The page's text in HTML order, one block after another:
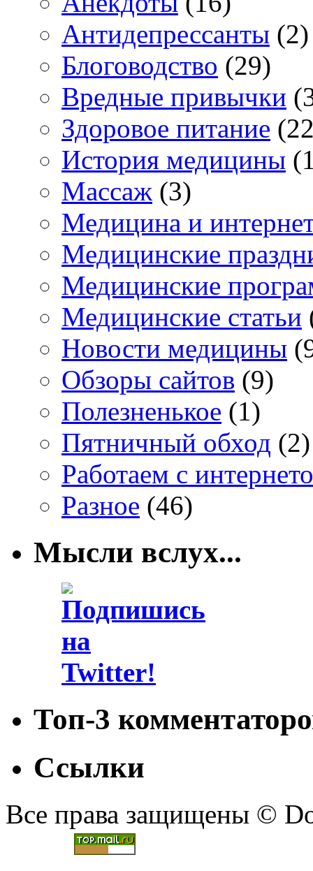
Антидепрессанты (2)
Блоговодство (29)
Вредные привычки
Здоровое питание
История медицины
Массаж (3)
Медицина и
Медицинские
Медицинские
Медицинские статьи
Новости медицины
Обзоры сайтов (9)
Полезненькое (1)
Пятничный обход (2)
Работаем с
Разное (46)
Мысли вслух...
Топ-3
Ссылки
Все права защищены ©